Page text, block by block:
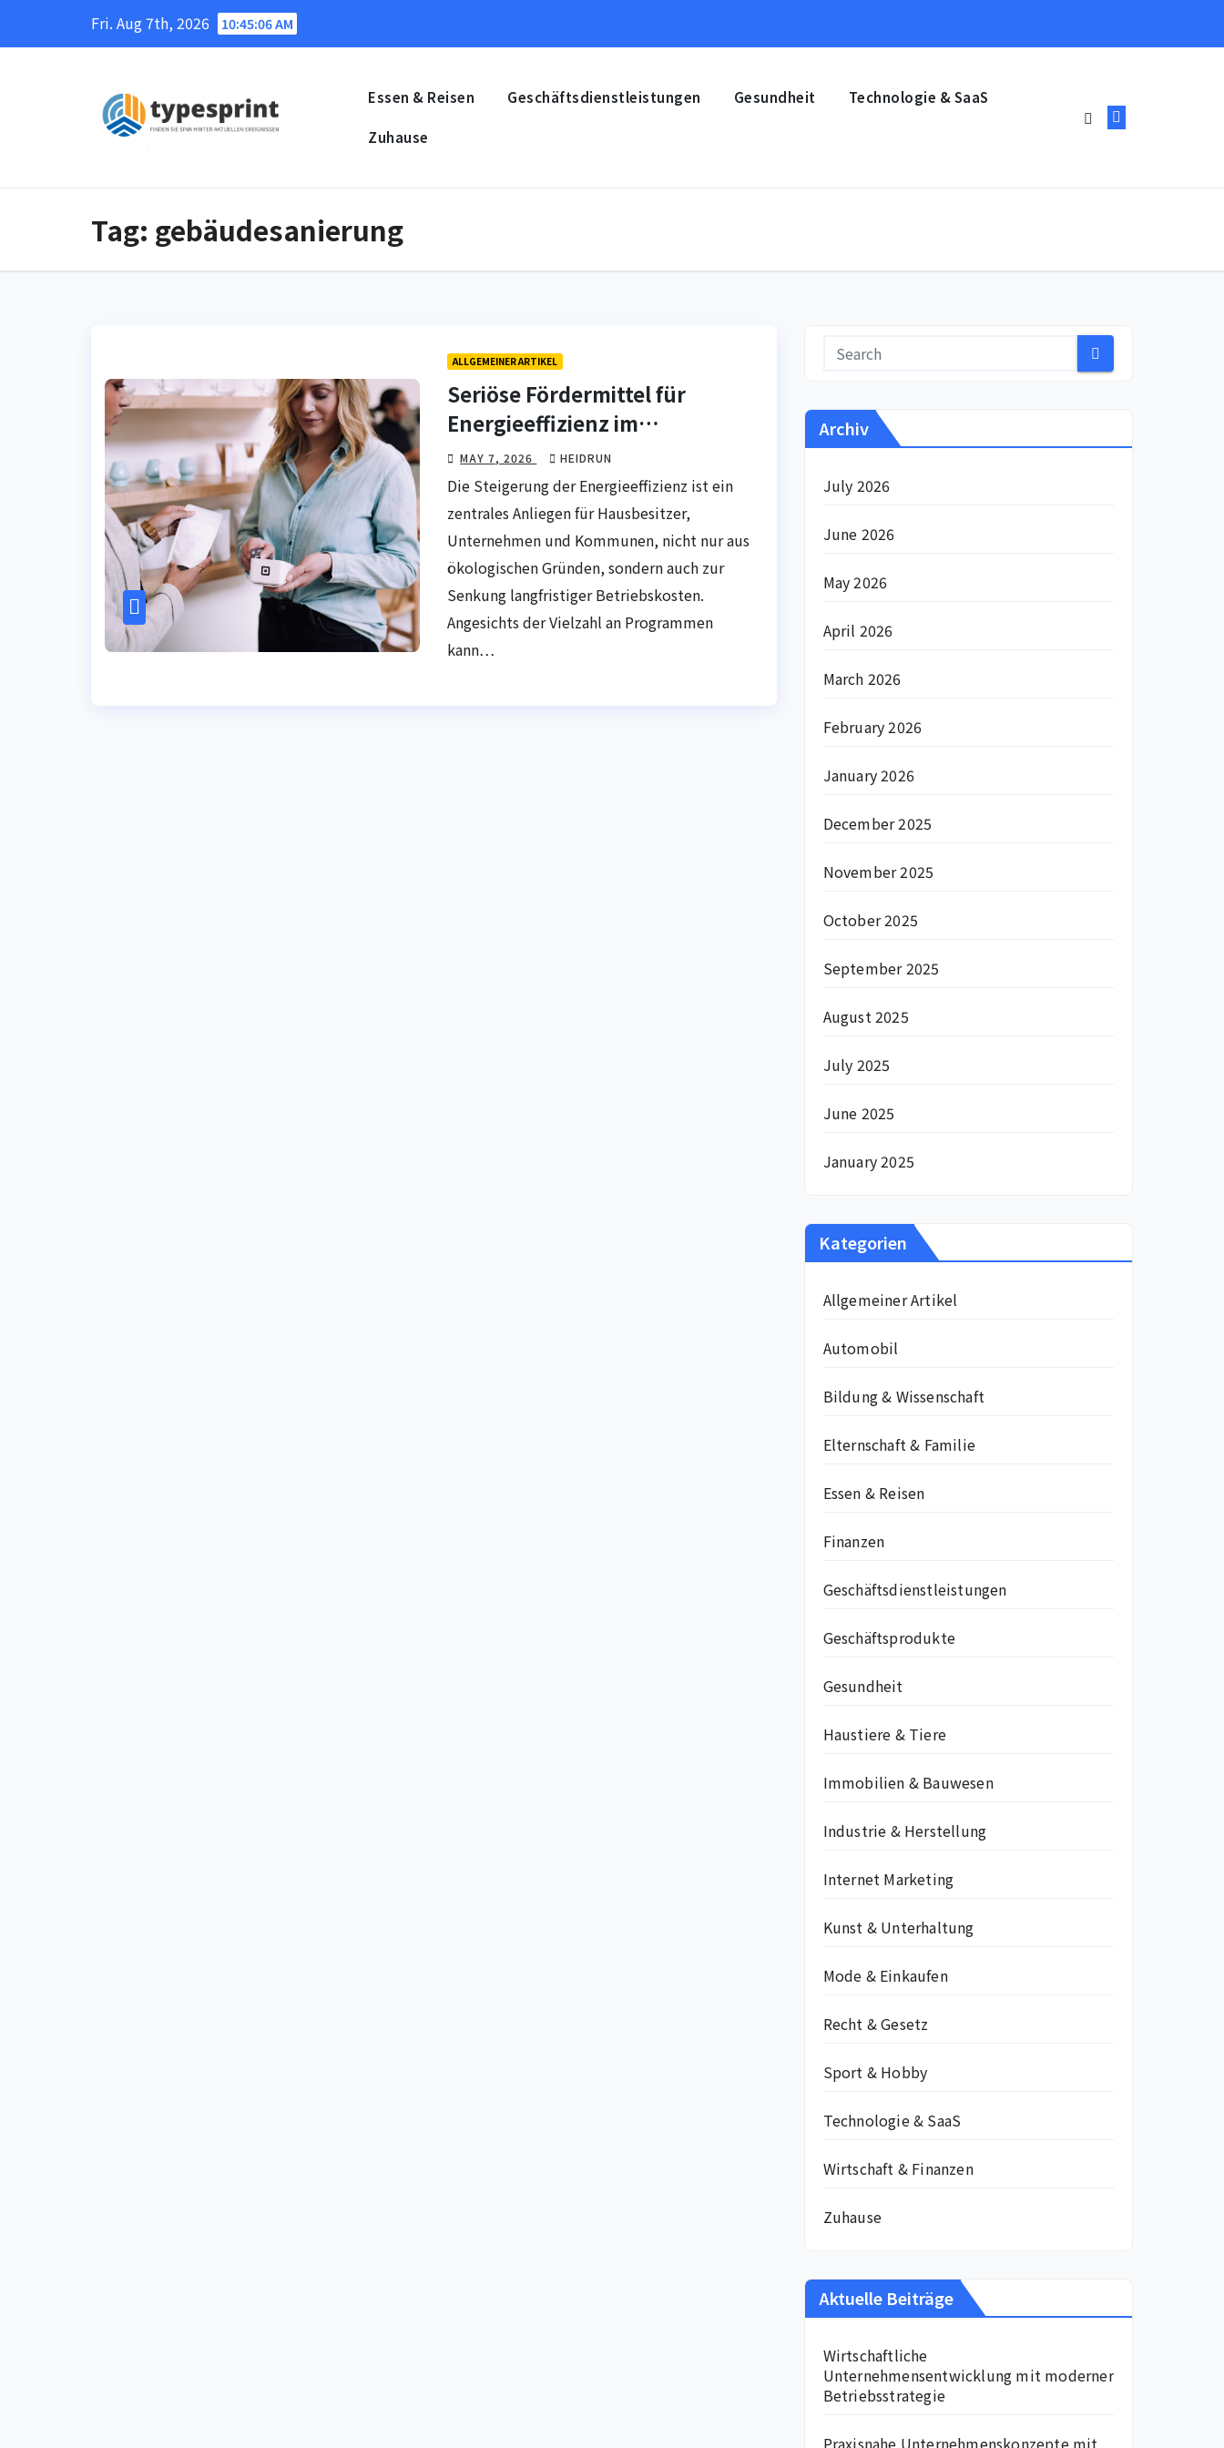
Fri. Aug 7th, 2026 10:45:07 AM
Essen & Reisen Geschäftsdienstleistungen Gesundheit Technologie & SaaS
Zuhause
Tag: gebäudesanierung
ALLGEMEINER ARTIKEL
Seriöse Fördermittel für
Energieeffizienz im
Direktvergleich
MAY 7, 2026 HEIDRUN
Die Steigerung der Energieeffizienz ist ein
zentrales Anliegen für Hausbesitzer,
Unternehmen und Kommunen, nicht nur aus
ökologischen Gründen, sondern auch zur
Senkung langfristiger Betriebskosten.
Angesichts der Vielzahl an Programmen
kann…
Archiv
July 2026
June 2026
May 2026
April 2026
March 2026
February 2026
January 2026
December 2025
November 2025
October 2025
September 2025
August 2025
July 2025
June 2025
January 2025
Kategorien
Allgemeiner Artikel
Automobil
Bildung & Wissenschaft
Elternschaft & Familie
Essen & Reisen
Finanzen
Geschäftsdienstleistungen
Geschäftsprodukte
Gesundheit
Haustiere & Tiere
Immobilien & Bauwesen
Industrie & Herstellung
Internet Marketing
Kunst & Unterhaltung
Mode & Einkaufen
Recht & Gesetz
Sport & Hobby
Technologie & SaaS
Wirtschaft & Finanzen
Zuhause
Aktuelle Beiträge
Wirtschaftliche
Unternehmensentwicklung mit moderner
Betriebsstrategie
Praxisnahe Unternehmenskonzepte mit